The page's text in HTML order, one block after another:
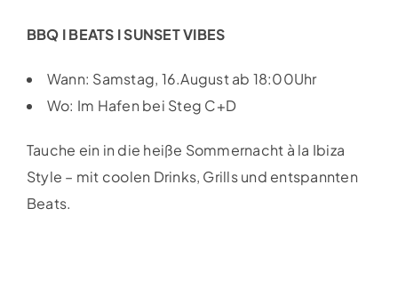
BBQ I BEATS I SUNSET VIBES
Wann: Samstag, 16.August ab 18:00Uhr
Wo: Im Hafen bei Steg C+D
Tauche ein in die heiße Sommernacht à la Ibiza
Style – mit coolen Drinks, Grills und entspannten
Beats.